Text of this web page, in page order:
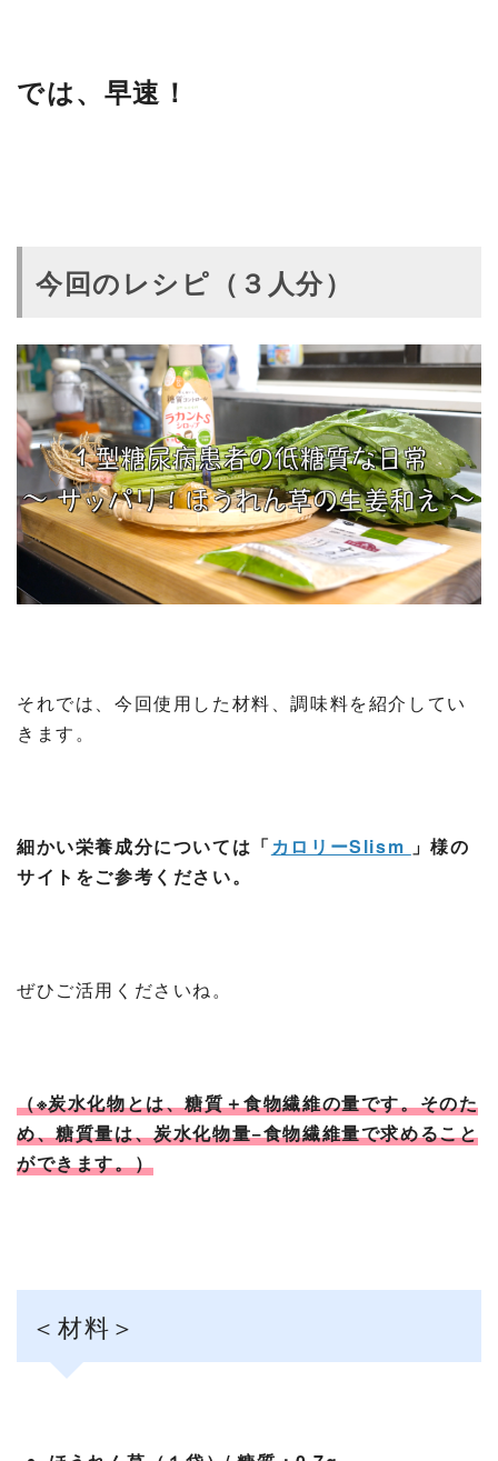
では、早速！
今回のレシピ（３人分）
それでは、今回使用した材料、調味料を紹介してい
きます。
細かい栄養成分については「カロリーSlism 」様の
サイトをご参考ください。
ぜひご活用くださいね。
（※炭水化物とは、糖質＋食物繊維の量です。そのた
め、糖質量は、炭水化物量−食物繊維量で求めること
ができます。）
＜材料＞